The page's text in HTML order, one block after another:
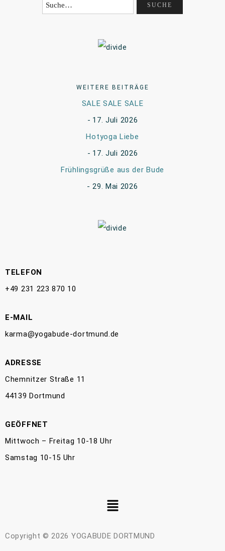
WEITERE BEITRÄGE
SALE SALE SALE
17. Juli 2026
Hotyoga Liebe
17. Juli 2026
Frühlingsgrüße aus der Bude
29. Mai 2026
TELEFON
+49 231 223 870 10
E-MAIL
karma@yogabude-dortmund.de
ADRESSE
Chemnitzer Straße 11
44139 Dortmund
GEÖFFNET
Mittwoch – Freitag 10-18 Uhr
Samstag 10-15 Uhr
Copyright © 2026 YOGABUDE DORTMUND